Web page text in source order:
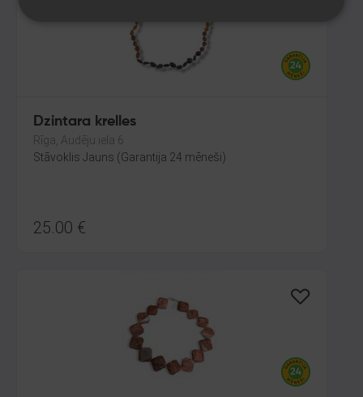
Dzintara krelles
Rīga, Audēju iela 6
Stāvoklis Jauns (Garantija 24 mēneši)
25.00 €